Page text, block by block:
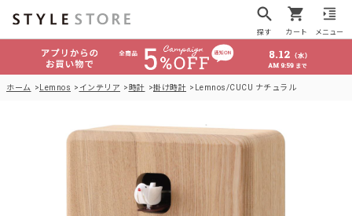
探す カート メニュー
ホーム Lemnos インテリア 時計 掛け時計 Lemnos/CUCU ナチュラル